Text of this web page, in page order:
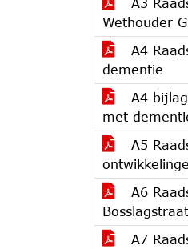
Wethouder
A4
dementie
A4
met
A5
A6
A7